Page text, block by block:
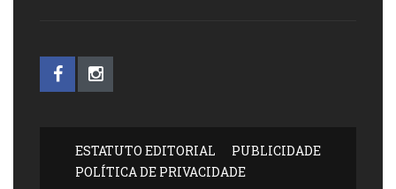
ESTATUTO EDITORIAL
PUBLICIDADE
POLÍTICA DE PRIVACIDADE